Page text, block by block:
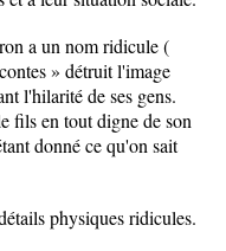
a un nom ridicule (
» détruit l'image
l'hilarité de ses gens.
fils en tout digne de son
donné ce qu'on sait
physiques ridicules.